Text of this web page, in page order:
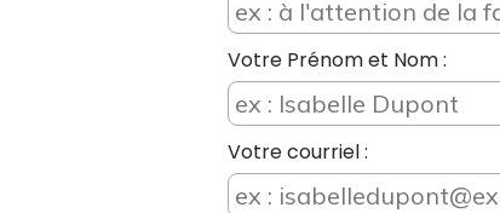
Votre Prénom et Nom :
Votre courriel :